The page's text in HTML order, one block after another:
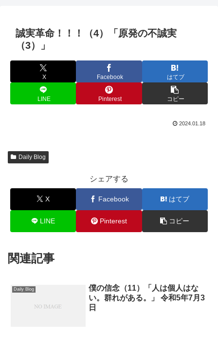
誠実革命！！！（4）「原発の不誠実
（3）」
X Facebook はてブ
LINE Pinterest コピー
2024.01.18
Daily Blog
シェアする
X Facebook はてブ
LINE Pinterest コピー
関連記事
Daily Blog
僕の信念（11）「人は個人はな
い。群れがある。」 令和5年7月3
日